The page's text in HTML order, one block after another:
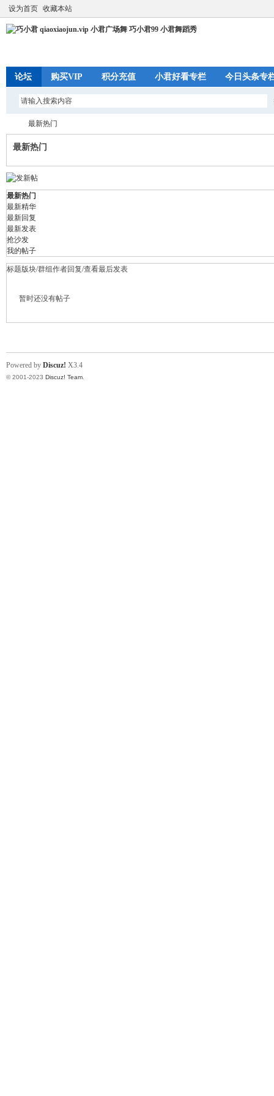
设为首页 收藏本站
论坛 购买VIP 积分充值 小君好看专栏 今日头条专
巧 ›
最新热门
最新热门
最新热门
最新精华
最新回复
最新发表
抢沙发
我的帖子
标题 版块/群组作者回复/查看最后发表
暂时还没有帖子
Powered by Discuz! X3.4
© 2001-2023 Discuz! Team